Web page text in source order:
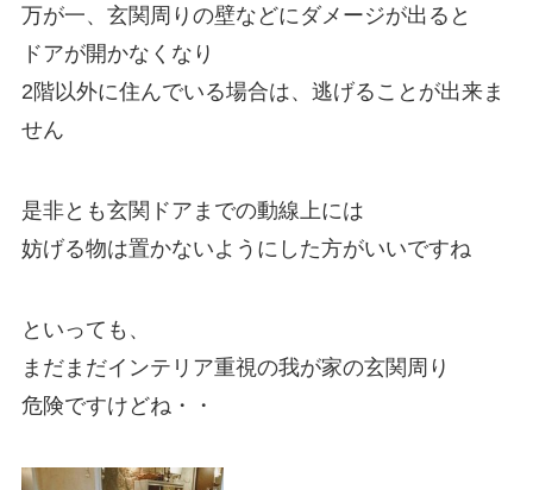
万が一、玄関周りの壁などにダメージが出ると
ドアが開かなくなり
2階以外に住んでいる場合は、逃げることが出来ま
せん
是非とも玄関ドアまでの動線上には
妨げる物は置かないようにした方がいいですね
といっても、
まだまだインテリア重視の我が家の玄関周り
危険ですけどね・・